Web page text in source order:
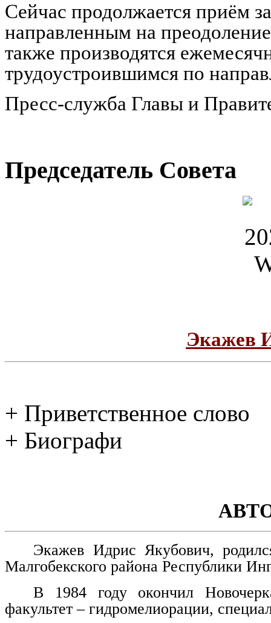
Сейчас продолжается приём
направленным на
также производятся
трудоустроившимся по
Пресс-служба Главы и
Председатель Совета
Экажев
+ Приветственное слово
+ Биографи
Экажев Идрис Якубович,
Малгобекского района Республики
В 1984 году окончил
факультет – гидромелиорации,